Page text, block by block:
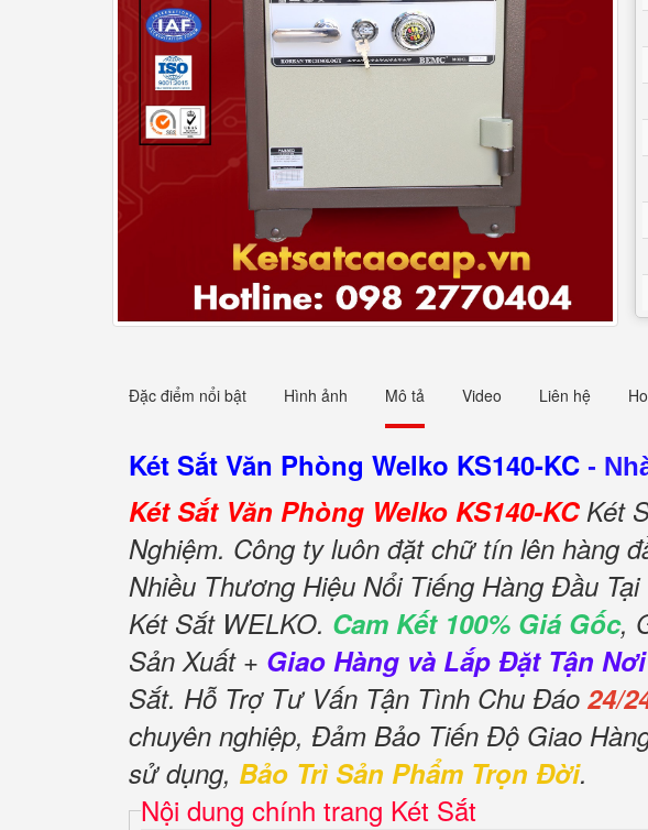
Đặc điểm nổi bật Hình ảnh Mô tả Video Liên hệ
Két Sắt Văn Phòng Welko KS140-KC -
Két Sắt Văn Phòng Welko KS140-KCKét
Nghiệm. Công ty luôn đặt chữ tín lên hàng
Nhiều Thương Hiệu Nổi Tiếng Hàng Đầu
Két Sắt WELKO. Cam Kết 100% Giá Gốc,
Sản Xuất + Giao Hàng và Lắp Đặt Tận
Sắt. Hỗ Trợ Tư Vấn Tận Tình Chu Đáo 24/
chuyên nghiệp, Đảm Bảo Tiến Độ Giao
sử dụng, Bảo Trì Sản Phẩm Trọn Đời.
Nội dung chính trang Két Sắt